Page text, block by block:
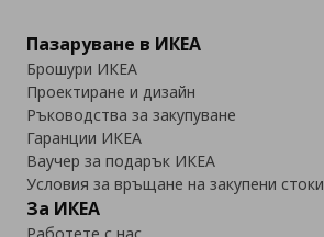
Пазаруване в ИКЕА
Брошури ИКЕА
Проектиране и дизайн
Ръководства за закупуване
Гаранции ИКЕА
Ваучер за подарък ИКЕА
Условия за връщане на закупени стоки
За ИКЕА